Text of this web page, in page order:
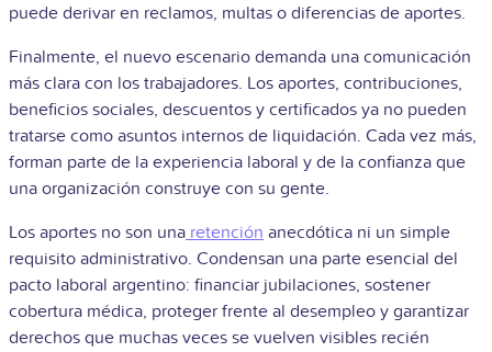
puede derivar en reclamos, multas o diferencias de aportes.
Finalmente, el nuevo escenario demanda una comunicación
más clara con los trabajadores. Los aportes, contribuciones,
beneficios sociales, descuentos y certificados ya no pueden
tratarse como asuntos internos de liquidación. Cada vez más,
forman parte de la experiencia laboral y de la confianza que
una organización construye con su gente.
Los aportes no son una retención anecdótica ni un simple
requisito administrativo. Condensan una parte esencial del
pacto laboral argentino: financiar jubilaciones, sostener
cobertura médica, proteger frente al desempleo y garantizar
derechos que muchas veces se vuelven visibles recién